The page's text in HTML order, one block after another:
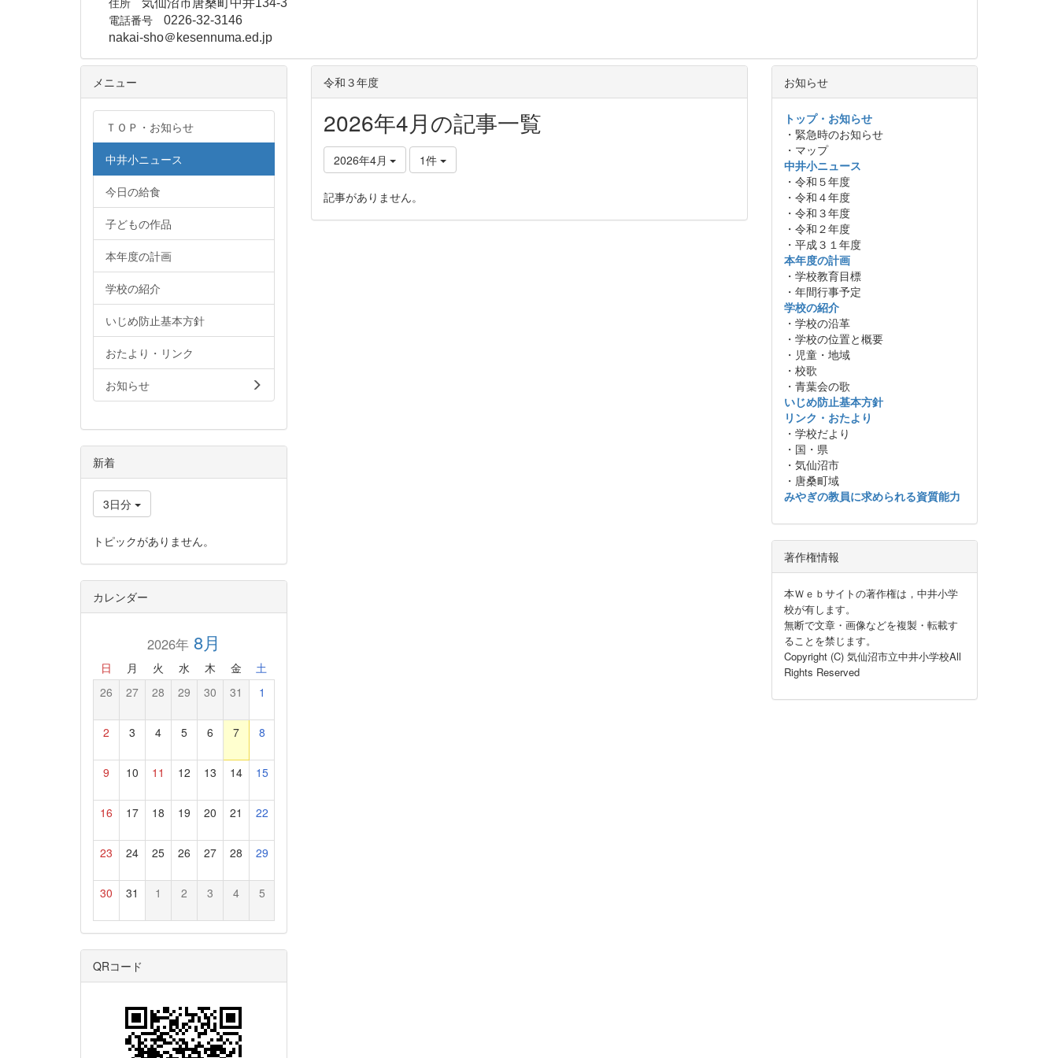
気仙沼市唐桑町中井134-3
電話番号 0226-32-3146
nakai-sho＠kesennuma.ed.jp
令和３年度
2026年4月の記事一覧
2026年4月 1件
記事がありません。
メニュー
ＴＯＰ・お知らせ
中井小ニュース
今日の給食
子どもの作品
本年度の計画
学校の紹介
いじめ防止基本方針
おたより・リンク
お知らせ
新着
3日分
トピックがありません。
カレンダー
2026年8月
日 月 火 水 木 金 土
26 27 28 29 30 31 1
2 3 4 5 6 7 8
9 10 11 12 13 14 15
16 17 18 19 20 21 22
23 24 25 26 27 28 29
30 31 1 2 3 4 5
QRコード
お知らせ
トップ・お知らせ
・緊急時のお知らせ
・マップ
中井小ニュース
・令和５年度
・令和４年度
・令和３年度
・令和２年度
・平成３１年度
本年度の計画
・学校教育目標
・年間行事予定
学校の紹介
・学校の沿革
・学校の位置と概要
・児童・地域
・校歌
・青葉会の歌
いじめ防止基本方針
リンク・おたより
・学校だより
・国・県
・気仙沼市
・唐桑町域
みやぎの教員に求められる資質能力
著作権情報
本Ｗｅｂサイトの著作権は，中井小学
校が有します。
無断で文章・画像などを複製・転載す
ることを禁じます。
Copyright (C) 気仙沼市立中井小学校All
Rights Reserved